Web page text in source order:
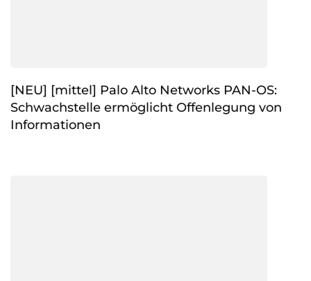
[NEU] [mittel] Palo Alto Networks PAN-OS:
Schwachstelle ermöglicht Offenlegung von
Informationen